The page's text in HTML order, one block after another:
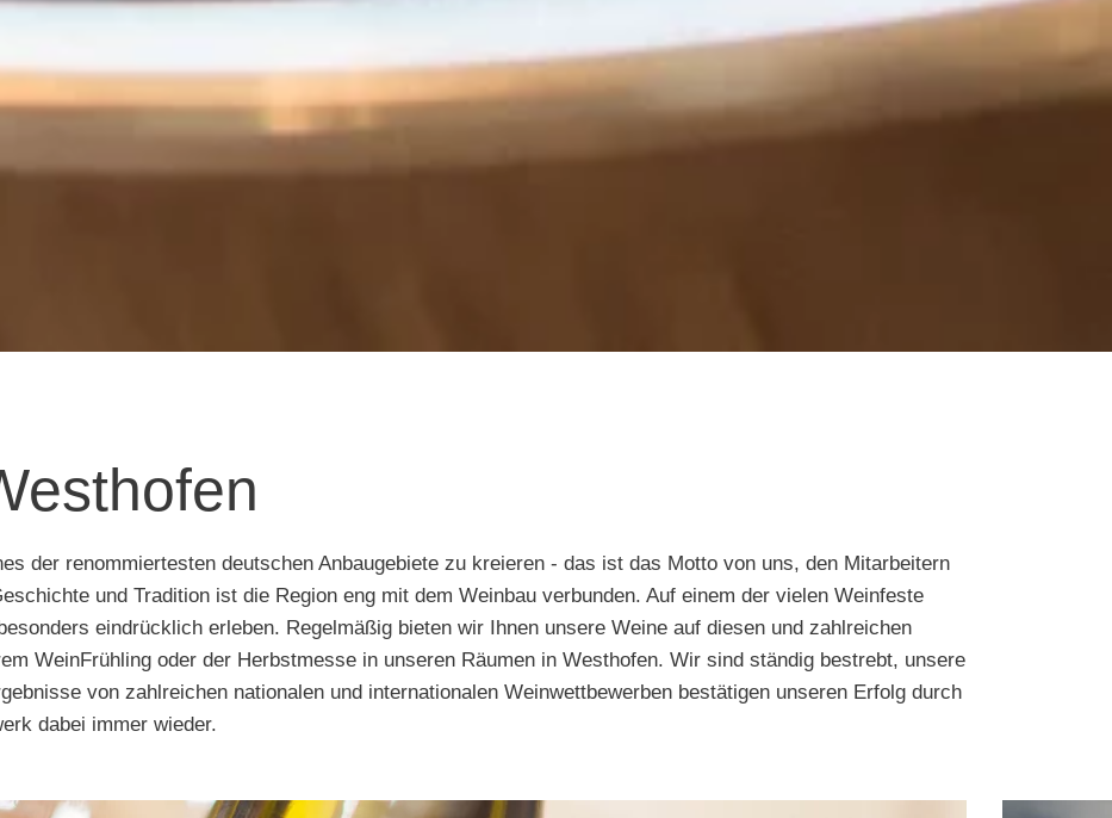
der renommiertesten deutschen Anbaugebiete zu kreieren - das ist das Motto von uns, den Mitarbeitern
und Tradition ist die Region eng mit dem Weinbau verbunden. Auf einem der vielen Weinfeste
eindrücklich erleben. Regelmäßig bieten wir Ihnen unsere Weine auf diesen und zahlreichen
WeinFrühling oder der Herbstmesse in unseren Räumen in Westhofen. Wir sind ständig bestrebt, unsere
von zahlreichen nationalen und internationalen Weinwettbewerben bestätigen unseren Erfolg durch
dabei immer wieder.